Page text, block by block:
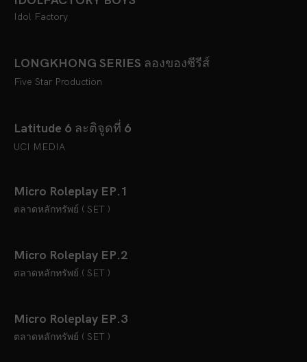
Idol Factory
LONGKHONG SERIES ลองของซีรีส์
Five Star Production
Latitude 6 ละติจูดที่ 6
UCI MEDIA
Micro Roleplay EP.1
ตลาดหลักทรัพย์ ( SET )
Micro Roleplay EP.2
ตลาดหลักทรัพย์ ( SET )
Micro Roleplay EP.3
ตลาดหลักทรัพย์ ( SET )